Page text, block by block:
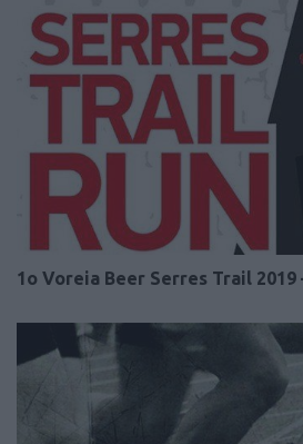
1o Voreia Beer Serres Trail 2019